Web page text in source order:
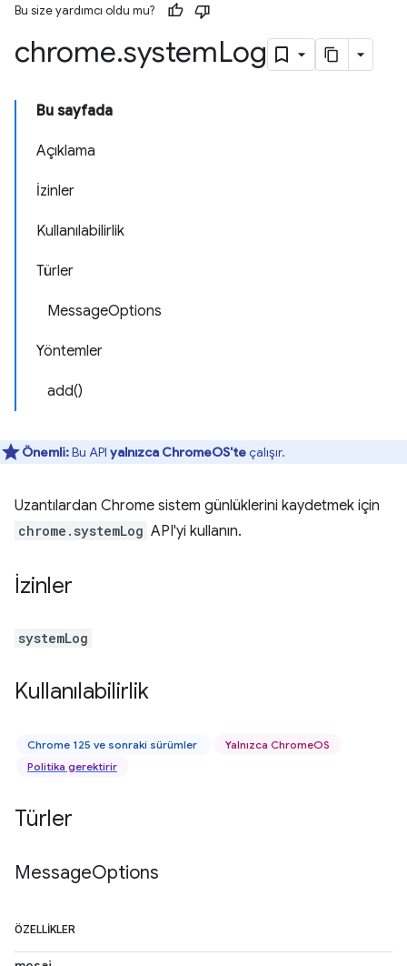
Bu size yardımcı oldu mu?
chrome.systemLog
Bu sayfada
Açıklama
İzinler
Kullanılabilirlik
Türler
MessageOptions
Yöntemler
add()
Önemli:Bu API yalnızca ChromeOS'teçalışır.
Uzantılardan Chrome sistem günlüklerini kaydetmek için
chrome.systemLog API'yi kullanın.
İzinler
systemLog
Kullanılabilirlik
Chrome 125 ve sonraki sürümler
Yalnızca ChromeOS
Politika gerektirir
Türler
MessageOptions
ÖZELLIKLER